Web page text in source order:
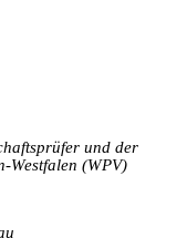
und der
Westfalen (WPV)